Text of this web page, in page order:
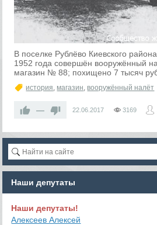
В поселке Рублёво Киевского
1952 года совершён вооружённый
магазин № 88; похищено 7 тысяч
история, магазин, вооружённый налёт
— 22.06.2017 3169
Наши депутаты
Наши депутаты!
Алексеев Алексей